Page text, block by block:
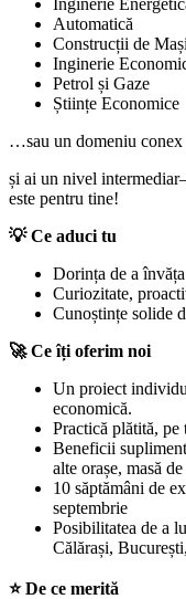
Automatică
Construcții de
Inginerie
Petrol și Gaze
Științe Economice
…sau un domeniu conex
și ai un nivel
este pentru tine!
💡 Ce aduci tu
Dorința de a
Curiozitate,
Cunoștințe solide
🚀 Ce îți oferim noi
Un proiect
economică.
Practică plătită, pe
Beneficii
alte orașe, masă
10 săptămâni de
septembrie
Posibilitatea de a
Călărași,
⭐ De ce merită